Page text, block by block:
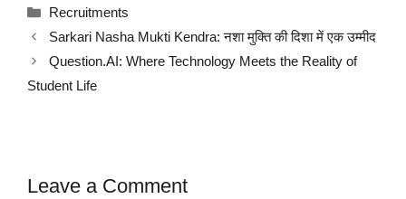
Categories
Recruitments
Sarkari Nasha Mukti Kendra: नशा मुक्ति की दिशा में एक उम्मीद
Question.AI: Where Technology Meets the Reality of
Student Life
Leave a Comment